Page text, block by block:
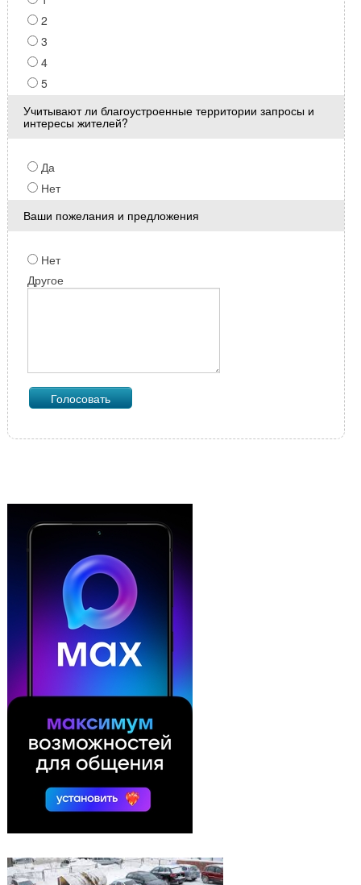
2
3
4
5
Учитывают ли благоустроенные территории запросы и
интересы жителей?
Да
Нет
Ваши пожелания и предложения
Нет
Другое